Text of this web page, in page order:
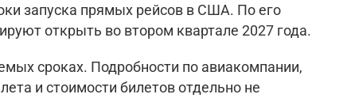
запуска прямых рейсов в США. По его
открыть во втором квартале 2027 года.
сроках. Подробности по авиакомпании,
и стоимости билетов отдельно не